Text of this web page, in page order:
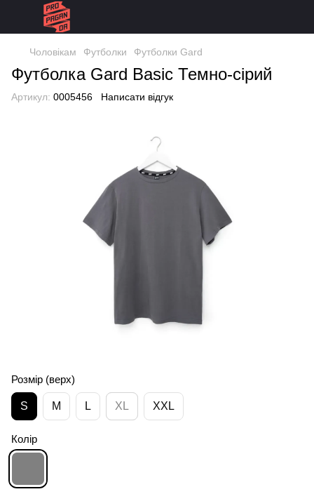
Чоловікам Футболки Футболки Gard
Футболка Gard Basic Темно-сірий
Артикул: 0005456 Написати відгук
Розмір (верх)
S M L XL XXL
Колір